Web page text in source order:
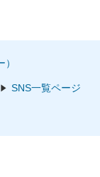
SNS一覧ページ